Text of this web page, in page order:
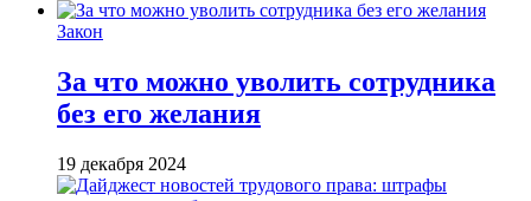
Закон
За что можно уволить сотрудника
без его желания
19 декабря 2024